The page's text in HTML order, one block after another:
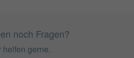
noch Fragen?
helfen gerne.